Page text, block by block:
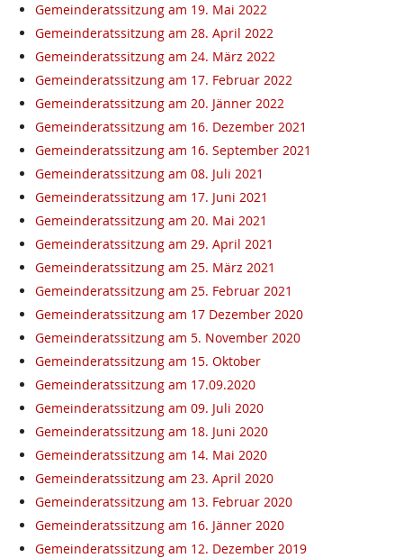
Gemeinderatssitzung am 19. Mai 2022
Gemeinderatssitzung am 28. April 2022
Gemeinderatssitzung am 24. März 2022
Gemeinderatssitzung am 17. Februar 2022
Gemeinderatssitzung am 20. Jänner 2022
Gemeinderatssitzung am 16. Dezember 2021
Gemeinderatssitzung am 16. September 2021
Gemeinderatssitzung am 08. Juli 2021
Gemeinderatssitzung am 17. Juni 2021
Gemeinderatssitzung am 20. Mai 2021
Gemeinderatssitzung am 29. April 2021
Gemeinderatssitzung am 25. März 2021
Gemeinderatssitzung am 25. Februar 2021
Gemeinderatssitzung am 17 Dezember 2020
Gemeinderatssitzung am 5. November 2020
Gemeinderatssitzung am 15. Oktober
Gemeinderatssitzung am 17.09.2020
Gemeinderatssitzung am 09. Juli 2020
Gemeinderatssitzung am 18. Juni 2020
Gemeinderatssitzung am 14. Mai 2020
Gemeinderatssitzung am 23. April 2020
Gemeinderatssitzung am 13. Februar 2020
Gemeinderatssitzung am 16. Jänner 2020
Gemeinderatssitzung am 12. Dezember 2019